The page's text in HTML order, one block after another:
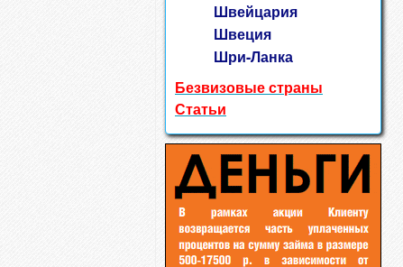
Швейцария
Швеция
Шри-Ланка
Безвизовые страны
Статьи